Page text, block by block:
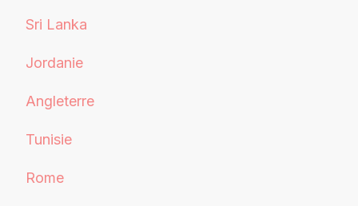
Sri Lanka
Jordanie
Angleterre
Tunisie
Rome